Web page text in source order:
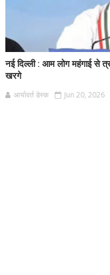
नई दिल्ली : आम लोग महंगाई से
खरगे
आर्यावर्त डेस्क Jun 20, 2026